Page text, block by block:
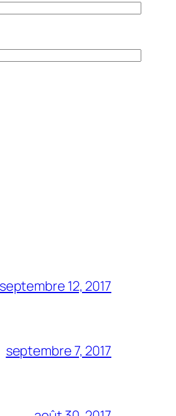
septembre 12, 2017
septembre 7, 2017